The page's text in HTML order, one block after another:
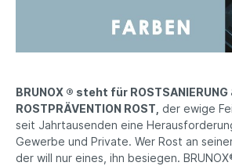
BRUNOX ® steht für ROSTSANIERUNG
ROSTPRÄVENTION ROST, der ewige
seit Jahrtausenden eine
Gewerbe und Private. Wer Rost an
der will nur eines, ihn besiegen.